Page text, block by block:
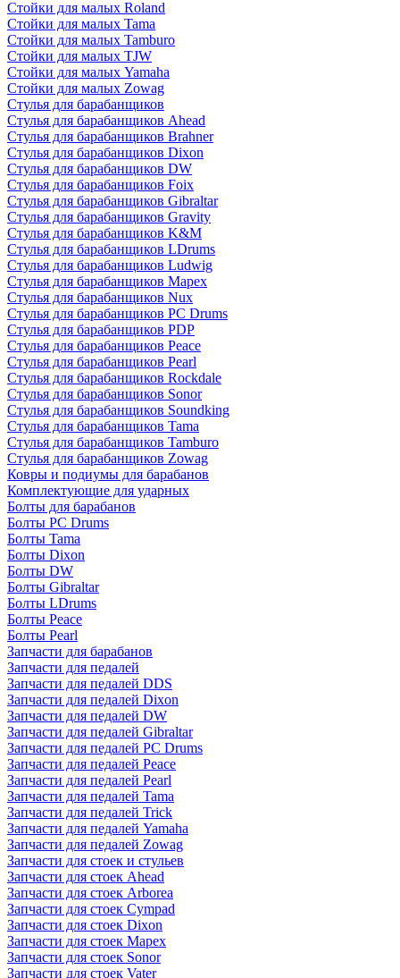
Стойки для малых Roland
Стойки для малых Tama
Стойки для малых Tamburo
Стойки для малых TJW
Стойки для малых Yamaha
Стойки для малых Zowag
Стулья для барабанщиков
Стулья для барабанщиков Ahead
Стулья для барабанщиков Brahner
Стулья для барабанщиков Dixon
Стулья для барабанщиков DW
Стулья для барабанщиков Foix
Стулья для барабанщиков Gibraltar
Стулья для барабанщиков Gravity
Стулья для барабанщиков K&M
Стулья для барабанщиков LDrums
Стулья для барабанщиков Ludwig
Стулья для барабанщиков Mapex
Стулья для барабанщиков Nux
Стулья для барабанщиков PC Drums
Стулья для барабанщиков PDP
Стулья для барабанщиков Peace
Стулья для барабанщиков Pearl
Стулья для барабанщиков Rockdale
Стулья для барабанщиков Sonor
Стулья для барабанщиков Soundking
Стулья для барабанщиков Tama
Стулья для барабанщиков Tamburo
Стулья для барабанщиков Zowag
Ковры и подиумы для барабанов
Комплектующие для ударных
Болты для барабанов
Болты PC Drums
Болты Tama
Болты Dixon
Болты DW
Болты Gibraltar
Болты LDrums
Болты Peace
Болты Pearl
Запчасти для барабанов
Запчасти для педалей
Запчасти для педалей DDS
Запчасти для педалей Dixon
Запчасти для педалей DW
Запчасти для педалей Gibraltar
Запчасти для педалей PC Drums
Запчасти для педалей Peace
Запчасти для педалей Pearl
Запчасти для педалей Tama
Запчасти для педалей Trick
Запчасти для педалей Yamaha
Запчасти для педалей Zowag
Запчасти для стоек и стульев
Запчасти для стоек Ahead
Запчасти для стоек Arborea
Запчасти для стоек Cympad
Запчасти для стоек Dixon
Запчасти для стоек Mapex
Запчасти для стоек Sonor
Запчасти для стоек Vater